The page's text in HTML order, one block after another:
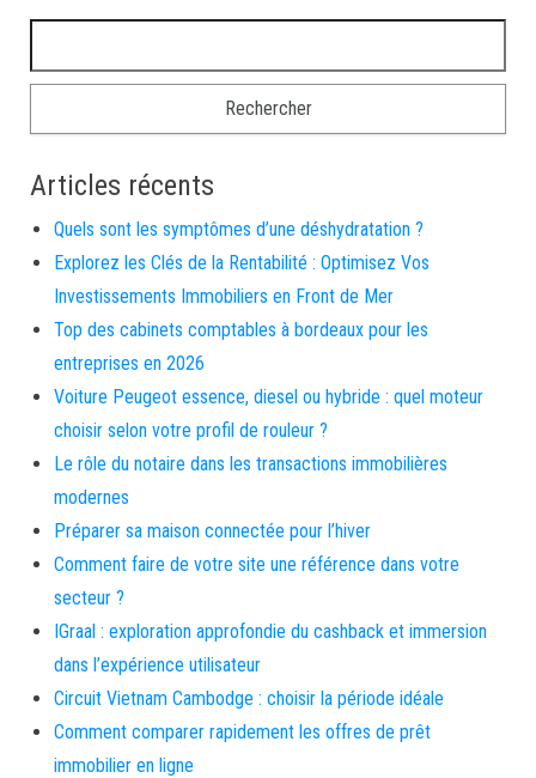
Articles récents
Quels sont les symptômes d’une déshydratation ?
Explorez les Clés de la Rentabilité : Optimisez Vos
Investissements Immobiliers en Front de Mer
Top des cabinets comptables à bordeaux pour les
entreprises en 2026
Voiture Peugeot essence, diesel ou hybride : quel moteur
choisir selon votre profil de rouleur ?
Le rôle du notaire dans les transactions immobilières
modernes
Préparer sa maison connectée pour l’hiver
Comment faire de votre site une référence dans votre
secteur ?
IGraal : exploration approfondie du cashback et immersion
dans l’expérience utilisateur
Circuit Vietnam Cambodge : choisir la période idéale
Comment comparer rapidement les offres de prêt
immobilier en ligne